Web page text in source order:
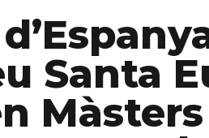
Santa
Màsters